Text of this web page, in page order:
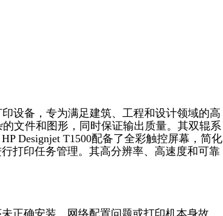
印设备，专为满足建筑、工程和设计领域的高
文件和图形，同时保证输出质量。其双辊系
Designjet T1500配备了全彩触控屏幕，简化
打印任务管理。其高分辨率、高速度和可靠
正确安装、网络配置问题或打印机本身故